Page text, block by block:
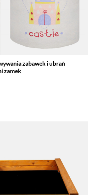
zabawek i ubrań
zamek